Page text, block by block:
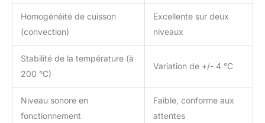
Homogénéité de cuisson
(convection)
Excellente sur deux
niveaux
Stabilité de la température (à
200 °C)
Variation de +/- 4 °C
Niveau sonore en
fonctionnement
Faible, conforme aux
attentes